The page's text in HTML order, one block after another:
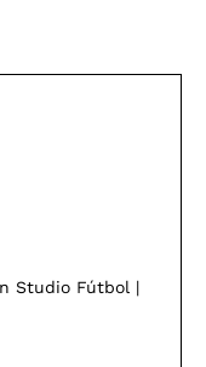
Studio Fútbol |